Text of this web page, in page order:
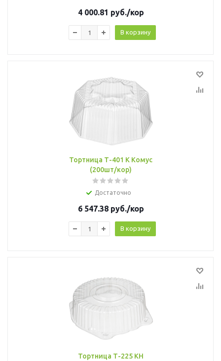
4 000.81 руб./кор
В корзину
Тортница Т-401 К Комус
(200шт/кор)
Достаточно
6 547.38руб./кор
В корзину
Тортница Т-225 КН